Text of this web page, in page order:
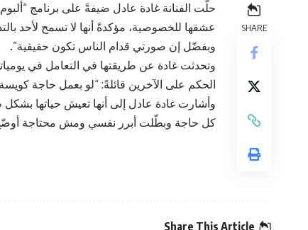
SHARE
عشقها للخصوصية، مؤكدةً أنها لا تسمح لأحد
وبفضّل إن صورتي قدام الناس تكون حقيقية”.
وتحدثت غادة عن طريقتها في التعامل في
الحكم على الآخرين قائلةً: “لو بعمل حاجة
وأشارت غادة عادل إلى أنها تعيش حياتها
كل حاجة وبطّلت أبرر نفسي ومش محتاجة
Share This Article